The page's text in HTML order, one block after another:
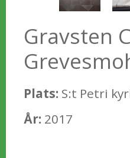
Gravsten
Plats: S:t Petri
År: 2017